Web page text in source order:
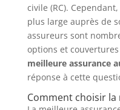
civile (RC).
plus large auprès de
assureurs sont
options et
meilleure assurance
réponse à cette
Comment choisir la